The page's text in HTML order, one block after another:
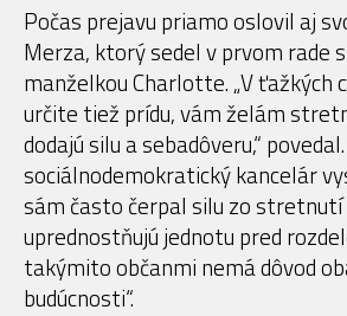
Počas prejavu priamo oslovil aj
Merza, ktorý sedel v prvom rade
manželkou Charlotte. „V ťažkých
určite tiež prídu, vám želám
dodajú silu a sebadôveru,“
sociálnodemokratický kancelár
sám často čerpal silu zo stretnutí
uprednostňujú jednotu pred
takýmito občanmi nemá dôvod
budúcnosti“.